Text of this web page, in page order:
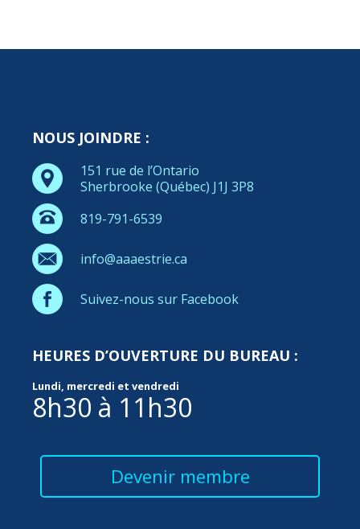
NOUS JOINDRE :
151 rue de l’Ontario
Sherbrooke (Québec) J1J 3P8
819-791-6539
info@aaaestrie.ca
Suivez-nous sur Facebook
HEURES D’OUVERTURE DU BUREAU :
Lundi, mercredi et vendredi
8h30 à 11h30
Devenir membre